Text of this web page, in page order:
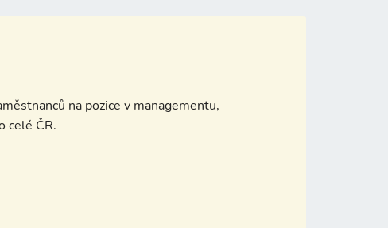
na pozice v managementu,
celé ČR.